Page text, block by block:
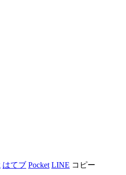
はてブ Pocket LINE コピー